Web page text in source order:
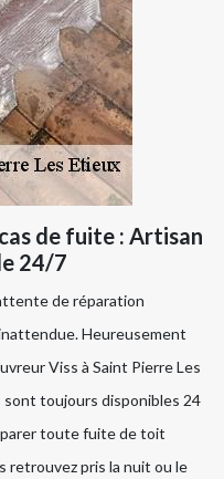
de fuite : Artisan
24/7
de réparation
Heureusement
Viss à Saint Pierre Les
toujours disponibles 24
toute fuite de toit
retrouvez pris la nuit ou le